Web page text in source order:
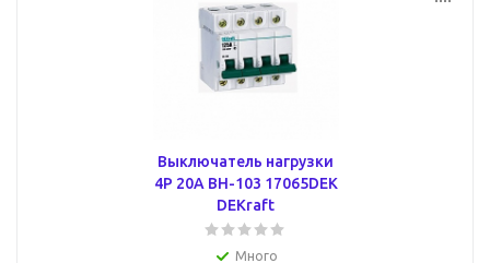
Выключатель нагрузки
4Р 20А ВН-103 17065DEK
DEKraft
Много